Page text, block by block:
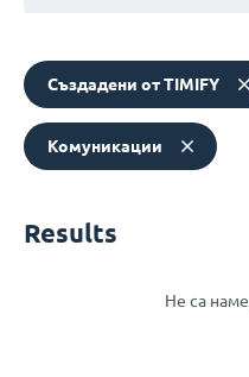
Създадени от TIMIFY
Комуникации
Results
Не са